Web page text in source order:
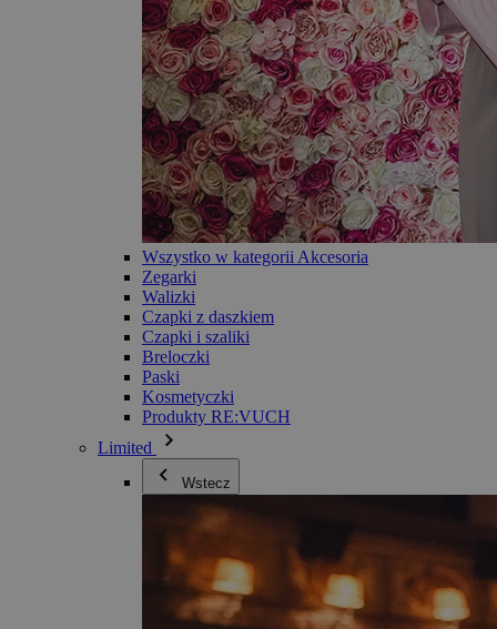
Wszystko w kategorii Akcesoria
Zegarki
Walizki
Czapki z daszkiem
Czapki i szaliki
Breloczki
Paski
Kosmetyczki
Produkty RE:VUCH
Limited
Wstecz